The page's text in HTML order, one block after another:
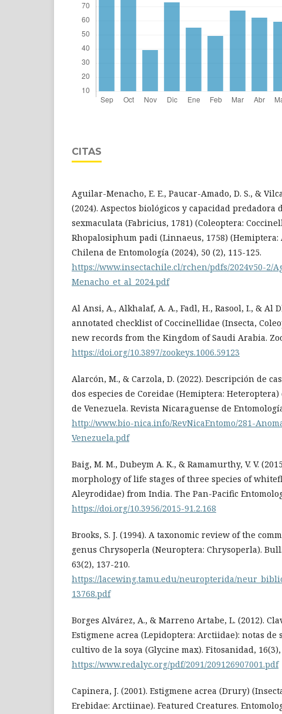
CITAS
Aguilar-Menacho, E. E., Paucar-Amado, D. S., &
(2024). Aspectos biológicos y capacidad predadora
sexmaculata (Fabricius, 1781) (Coleoptera:
Rhopalosiphum padi (Linnaeus, 1758) (Hemiptera:
Chilena de Entomología (2024), 50 (2), 115-125.
https://www.insectachile.cl/rchen/pdfs/2024v50-2/
Menacho_et_al_2024.pdf
Al Ansi, A., Alkhalaf, A. A., Fadl, H., Rasool, I., & Al
annotated checklist of Coccinellidae (Insecta,
new records from the Kingdom of Saudi Arabia.
https://doi.org/10.3897/zookeys.1006.59123
Alarcón, M., & Carzola, D. (2022). Descripción de
dos especies de Coreidae (Hemiptera:
de Venezuela. Revista Nicaraguense de
http://www.bio-nica.info/RevNicaEntomo/281-
Venezuela.pdf
Baig, M. M., Dubeym A. K., & Ramamurthy, V. V.
morphology of life stages of three species of
Aleyrodidae) from India. The Pan-Pacific
https://doi.org/10.3956/2015-91.2.168
Brooks, S. J. (1994). A taxonomic review of the
genus Chrysoperla (Neuroptera: Chrysoperla).
63(2), 137-210.
https://lacewing.tamu.edu/neuropterida/
13768.pdf
Borges Alvárez, A., & Marreno Artabe, L. (2012).
Estigmene acrea (Lepidoptera: Arctiidae): notas de
cultivo de la soya (Glycine max). Fitosanidad, 16(3),
https://www.redalyc.org/pdf/2091/209126907001.pdf
Capinera, J. (2001). Estigmene acrea (Drury)
Erebidae: Arctiinae). Featured Creatures.